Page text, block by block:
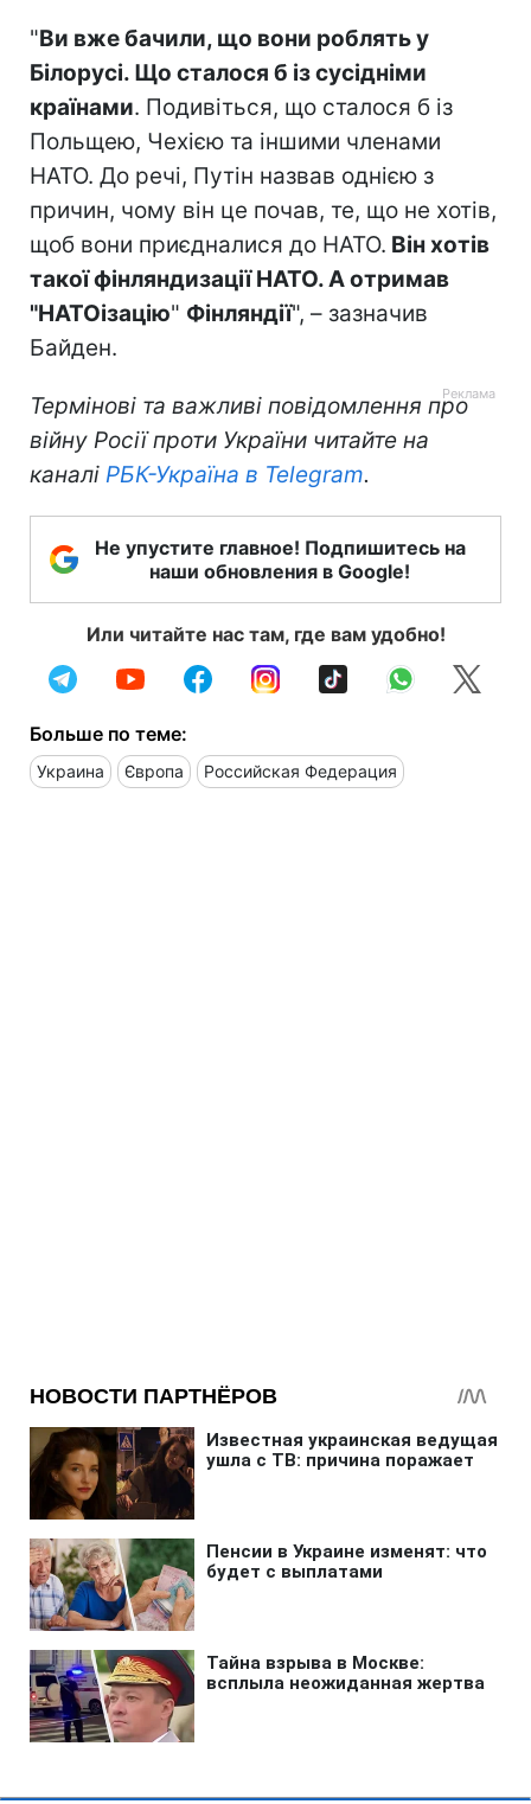
"Ви вже бачили, що вони роблять у
Білорусі. Що сталося б із сусідніми
країнами. Подивіться, що сталося б із
Польщею, Чехією та іншими членами
НАТО. До речі, Путін назвав однією з
причин, чому він це почав, те, що не хотів,
щоб вони приєдналися до НАТО. Він хотів
такої фінляндизації НАТО. А отримав
"НАТОізацію" Фінляндії", – зазначив
Байден.
Термінові та важливі повідомлення про
війну Росії проти України читайте на
каналі РБК-Україна в Telegram.
Не упустите главное! Подпишитесь на
наши обновления в Google!
Или читайте нас там, где вам удобно!
Больше по теме:
Украина Європа Российская Федерация